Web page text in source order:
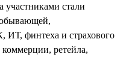
участниками стали
ИТ, финтеха и страхового
коммерции, ретейла,